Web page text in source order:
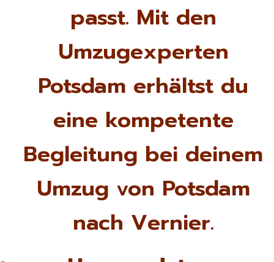
passt. Mit den
Umzugexperten
Potsdam erhältst du
eine kompetente
Begleitung bei deinem
Umzug von Potsdam
nach Vernier.